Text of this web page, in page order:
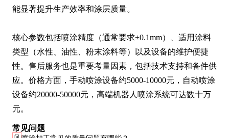
能显著提升生产效率和涂层质量。
核心参数包括喷涂精度（通常要求±0.1mm）、适用涂料
类型（水性、油性、粉末涂料等）以及设备的维护便捷
性。售后服务也是重要考量因素，包括技术支持和备件供
应。价格方面，手动喷涂设备约5000-10000元，自动喷涂
设备约20000-50000元，高端机器人喷涂系统可达数十万
元。
常见问题
问